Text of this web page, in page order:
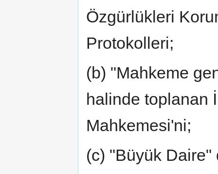
Özgürlükleri
Protokolleri;
(b) "Mahkeme
halinde toplanan
Mahkemesi'ni;
(c) "Büyük